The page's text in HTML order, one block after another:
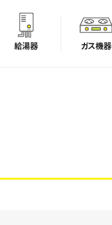
給湯器 ガス機器